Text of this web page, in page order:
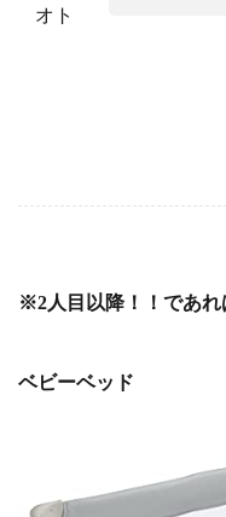
オト
※2人目以降！！であれ
ベビーベッド